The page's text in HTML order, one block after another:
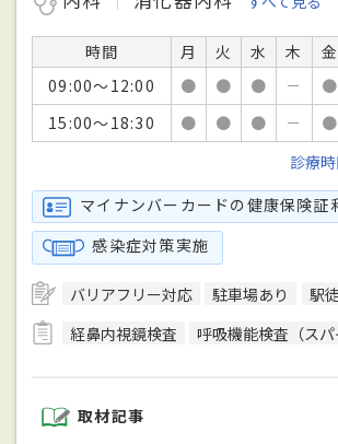
時間 月 火 水 木 金
09:00～12:00
● ● ● － ●
15:00～18:30
● ● ● － ●
診療
マイナンバーカードの健康保険証
感染症対策実施
バリアフリー対応 駐車場あり 駅
経鼻内視鏡検査
呼吸機能検査（スパ
取材記事